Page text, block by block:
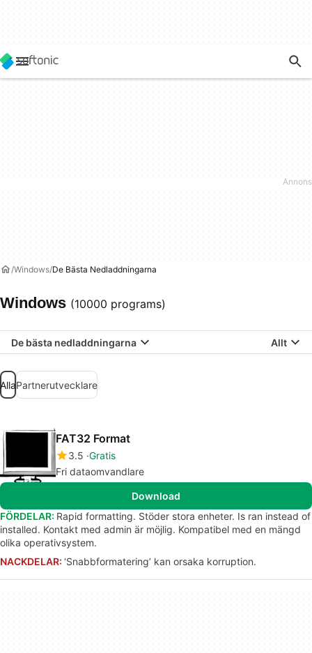
Windows De Bästa Nedladdningarna
Windows (10000 programs)
De bästa nedladdningarna Allt
AllaPartnerutvecklare
FAT32 Format
3.5 Gratis
Fri dataomvandlare
Download
FÖRDELAR: Rapid formatting. Stöder stora enheter. Is ran instead of
installed. Kontakt med admin är möjlig. Kompatibel med en mängd
olika operativsystem.
NACKDELAR: ‘Snabbformatering’ kan orsaka korruption.